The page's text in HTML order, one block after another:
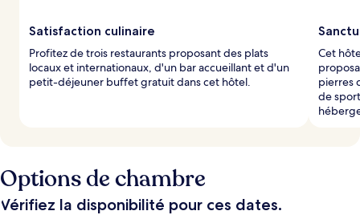
Satisfaction culinaire
Profitez de trois restaurants proposant des plats
locaux et internationaux, d'un bar accueillant et d'un
petit-déjeuner buffet gratuit dans cet hôtel.
Cet
pierres
de
Options de chambre
Vérifiez la disponibilité pour ces dates.